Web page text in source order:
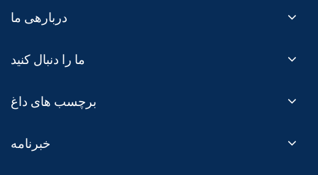
دربارهی ما
ما را دنبال کنید
برچسب های داغ
خبرنامه